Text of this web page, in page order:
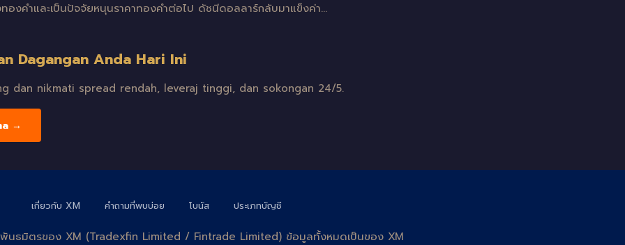
ทองคำและเป็นปัจจัยหนุนราคาทองคำต่อไป ดัชนีดอลลาร์กลับมาแข็งค่า…
Dagangan Anda Hari Ini
dan nikmati spread rendah, leveraj tinggi, dan sokongan 24/5.
→
เกี่ยวกับ XM คำถามที่พบบ่อย โบนัส ประเภทบัญชี
ต์พันธมิตรของ XM (Tradexfin Limited / Fintrade Limited) ข้อมูลทั้งหมดเป็นของ XM